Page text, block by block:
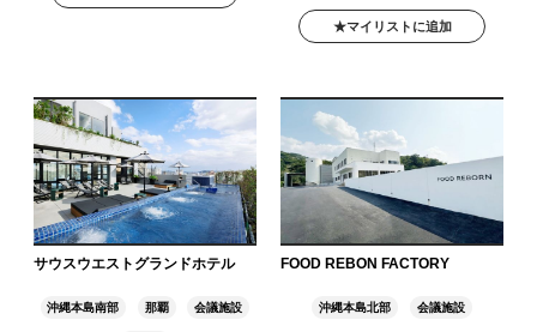
マイリストに追加
サウスウエストグランドホテル
沖縄本島南部 那覇 会議施設
FOOD REBON FACTORY
沖縄本島北部 会議施設